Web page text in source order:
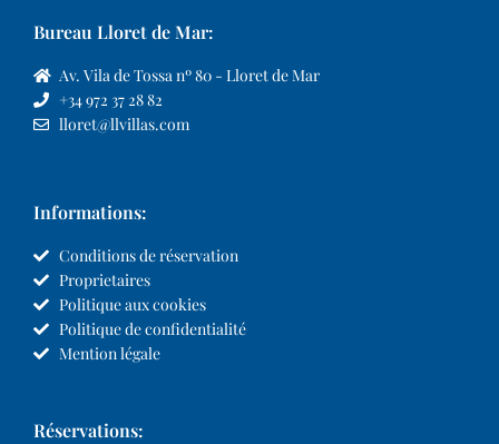
Bureau Lloret de Mar:
Av. Vila de Tossa nº 80 - Lloret de Mar
+34 972 37 28 82
lloret@llvillas.com
Informations:
Conditions de réservation
Proprietaires
Politique aux cookies
Politique de confidentialité
Mention légale
Réservations: